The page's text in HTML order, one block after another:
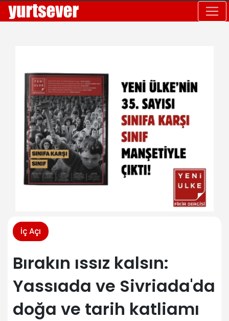
İç Açı
Bırakın ıssız kalsın:
Yassıada ve Sivriada'da
doğa ve tarih katliamı